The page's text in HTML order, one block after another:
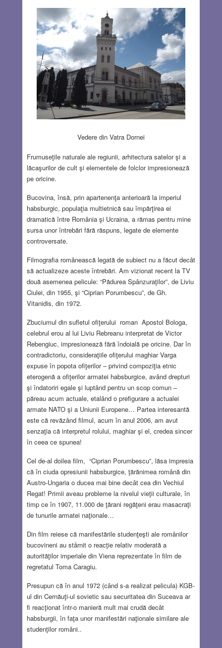
Vedere din Vatra Dornei
Frumuseţile naturale ale regiunii, arhitectura satelor şi a
lăcaşurilor de cult şi elementele de folclor impresionează
pe oricine.
Bucovina, însă, prin apartenenţa anterioară la imperiul
habsburgic, populaţia multietnică sau împărţirea ei
dramatică între România şi Ucraina, a rămas pentru mine
sursa unor întrebări fără răspuns, legate de elemente
controversate.
Filmografia românească legată de subiect nu a făcut decât
să actualizeze aceste întrebări. Am vizionat recent la TV
două asemenea pelicule: “Pădurea Spânzuraţilor”, de Liviu
Ciulei, din 1955, şi “Ciprian Porumbescu”, de Gh.
Vitanidis, din 1972.
Zbuciumul din sufletul ofiţerului roman Apostol Bologa,
celebrul erou al lui Liviu Rebreanu interpretat de Victor
Rebengiuc, impresionează fără îndoială pe oricine. Dar în
contradictoriu, consideraţiile ofiţerului maghiar Varga
expuse în popota ofiţerilor – privind compoziţia etnic
eterogenă a ofiţerilor armatei habsburgice, având drepturi
şi îndatoriri egale şi luptând pentru un scop comun –
păreau acum actuale, etalând o prefigurare a actualei
armate NATO şi a Uniunii Europene… Partea interesantă
este că revăzând filmul, acum în anul 2006, am avut
senzaţia că interpretul rolului, maghiar şi el, credea sincer
în ceea ce spunea!
Cel de-al doilea film, “Ciprian Porumbescu”, lăsa impresia
că în ciuda opresiunii habsburgice, ţărănimea română din
Austro-Ungaria o ducea mai bine decât cea din Vechiul
Regat! Primii aveau probleme la nivelul vieţii culturale, în
timp ce în 1907, 11.000 de ţărani regăţeni erau masacraţi
de tunurile armatei naţionale…
Din film reiese că manifestările studenţeşti ale românilor
bucovineni au stârnit o reacţie relativ moderată a
autorităţilor imperiale din Viena reprezentate în film de
regretatul Toma Caragiu.
Presupun că în anul 1972 (când s-a realizat pelicula) KGB-
ul din Cernăuţi-ul sovietic sau securitatea din Suceava ar
fi reacţionat într-o manieră mult mai crudă decât
habsburgii, în faţa unor manifestări naţionale similare ale
studenţilor români..